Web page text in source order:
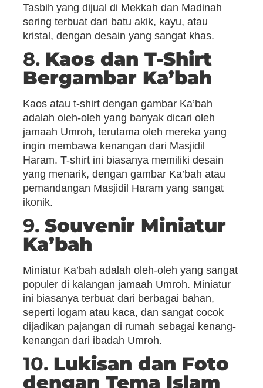
Tasbih yang dijual di Mekkah dan Madinah
sering terbuat dari batu akik, kayu, atau
kristal, dengan desain yang sangat khas.
8. Kaos dan T-Shirt
Bergambar Ka’bah
Kaos atau t-shirt dengan gambar Ka’bah
adalah oleh-oleh yang banyak dicari oleh
jamaah Umroh, terutama oleh mereka yang
ingin membawa kenangan dari Masjidil
Haram. T-shirt ini biasanya memiliki desain
yang menarik, dengan gambar Ka’bah atau
pemandangan Masjidil Haram yang sangat
ikonik.
9. Souvenir Miniatur
Ka’bah
Miniatur Ka’bah adalah oleh-oleh yang sangat
populer di kalangan jamaah Umroh. Miniatur
ini biasanya terbuat dari berbagai bahan,
seperti logam atau kaca, dan sangat cocok
dijadikan pajangan di rumah sebagai kenang-
kenangan dari ibadah Umroh.
10. Lukisan dan Foto
dengan Tema Islam